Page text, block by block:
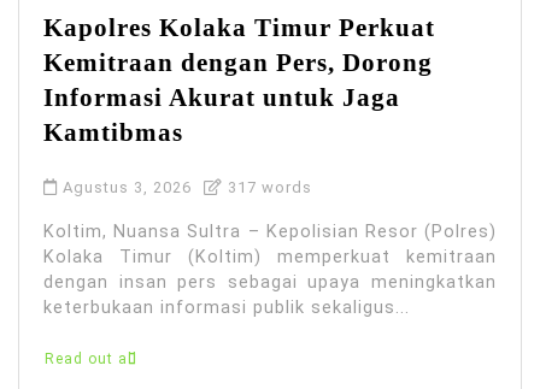
Kapolres Kolaka Timur Perkuat
Kemitraan dengan Pers, Dorong
Informasi Akurat untuk Jaga
Kamtibmas
Agustus 3, 2026 317 words
Koltim, Nuansa Sultra – Kepolisian Resor (Polres)
Kolaka Timur (Koltim) memperkuat kemitraan
dengan insan pers sebagai upaya meningkatkan
keterbukaan informasi publik sekaligus...
Read out all